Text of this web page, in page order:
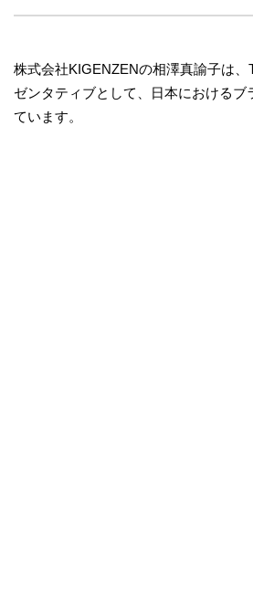
株式会社KIGENZENの相澤真諭子は、
ゼンタティブとして、日本におけるブ
ています。